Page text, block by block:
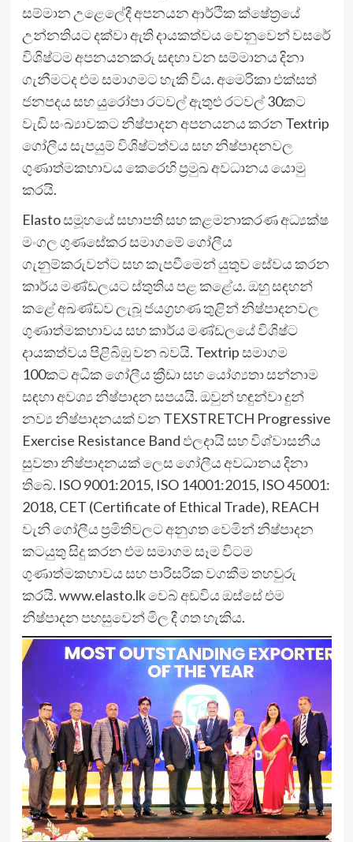
සම්මාන උළෙලේදී අපනයන ආර්ථික ක්ෂේත්‍රයේ
උන්නතියට දක්වා ඇති දායකත්වය වෙනුවෙන් වසරේ
විශිෂ්ටම අපනයනකරු සඳහා වන සම්මානය දිනා
ගැනීමටද එම සමාගමට හැකි විය. අමෙරිකා එක්සත්
ජනපදය සහ යුරෝපා රටවල් ඇතුළු රටවල් 30කට
වැඩි සංඛ්‍යාවකට නිෂ්පාදන අපනයනය කරන Textrip
ගෝලීය සැපයුම් විශිෂ්ටත්වය සහ නිෂ්පාදනවල
ගුණාත්මකභාවය කෙරෙහි ප්‍රමුඛ අවධානය යොමු
කරයි.
Elasto සමූහයේ සභාපති සහ කළමනාකරණ අධ්‍යක්ෂ
මංගල ගුණසේකර සමාගමේ ගෝලීය
ගැනුම්කරුවන්ට සහ කැපවීමෙන් යුතුව සේවය කරන
කාර්ය මණ්ඩලයට ස්තුතිය පළ කළේය. ඔහු සඳහන්
කළේ අඛණ්ඩව ලැබූ ජයග්‍රහණ තුළින් නිෂ්පාදනවල
ගුණාත්මකභාවය සහ කාර්ය මණ්ඩලයේ විශිෂ්ට
දායකත්වය පිළිබිඹු වන බවයි. Textrip සමාගම
100කට අධික ගෝලීය ක්‍රීඩා සහ යෝග්‍යතා සන්නාම
සඳහා අවශ්‍ය නිෂ්පාදන සපයයි. ඔවුන් හඳුන්වා දුන්
නව්‍ය නිෂ්පාදනයක් වන TEXSTRETCH Progressive
Exercise Resistance Band ඵලදායි සහ විශ්වාසනීය
සුවතා නිෂ්පාදනයක් ලෙස ගෝලීය අවධානය දිනා
තිබේ. ISO 9001:2015, ISO 14001:2015, ISO 45001:
2018, CET (Certificate of Ethical Trade), REACH
වැනි ගෝලීය ප්‍රමිතිවලට අනුගත වෙමින් නිෂ්පාදන
කටයුතු සිදු කරන එම සමාගම සෑම විටම
ගුණාත්මකභාවය සහ පාරිසරික වගකීම තහවුරු
කරයි. www.elasto.lk වෙබ් අඩවිය ඔස්සේ එම
නිෂ්පාදන පහසුවෙන් මිල දී ගත හැකිය.